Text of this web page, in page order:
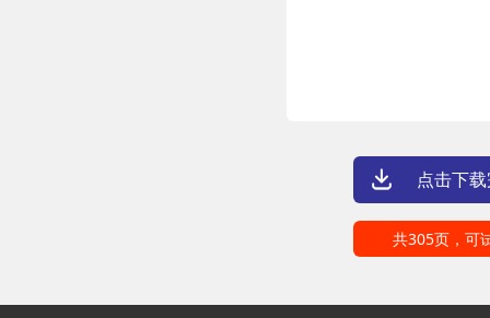
点击下
共305页，可